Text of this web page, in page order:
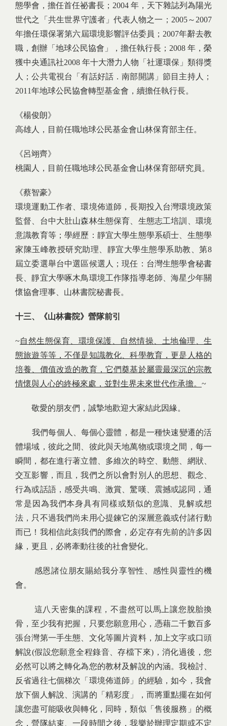
態學會，擔任首任祕書長；2004 年，天下雜誌列為陽光
世代之「共生世界守護者」代表人物之一；2005～2007
年擔任環保署第六屆環境影響評估委員；2007年辭去教
職，創辦「地球公民協會」，擔任執行長；2008 年，榮
獲中央通訊社2008 年十大潛力人物「社運環保」類得獎
人；公共電視台「有話好話．南部開講」節目主持人；
2011年地球公民協會轉型基金會，續擔任執行長。
《楊俊朗》
高雄人，目前任職地球公民基金會山林保育部主任。
《呂翊齊》
桃園人，目前任職地球公民基金會山林保育部研究員。
《蔡智豪》
環境運動工作者、環境佈道師，長期投入台灣環境政策
監督、台中大肚山森林生態保育、生態志工培訓、環境
意識教育等；學經歷：靜宜大學生態學系碩士、生態學
家陳玉峰教授研究助理、靜宜大學生態學系助教、第8
屆立委選舉台中選區候選人；現任：台灣生態學會秘書
長、靜宜大學啄木鳥環境工作隊指導老師、海星少年關
懷協會理事、山林書院秘書長。
十三、《山林書院》營隊前引
~自然生態保育、環境保護、自然情操、土地倫理、生
態旅遊等等，不僅是知識教化、科學教育，更是人格的
培養、價值改造的教育，它們奠基於屬靈最深沉的宗教
情懷與人心的終極來處，並對生界未來世代作承擔。 ~
敬愛的朋友們，誠摯地歡迎大家結此因緣。
我們每個人、每個心靈體，都是一種快速變遷的活
體場域，彼此之間、彼此與天地萬物或環境之間，每一
瞬間，都在進行著立體、多維次的時空、動態、網狀、
交互影響，而且，我們之所以會對別人的思想、觀念、
行為或話語，感受共鳴、激賞、驚嘆、震撼或認同，通
常是因為我們本身具有同樣或類似的意識、見解或想
法，只不過我們尚未用心提鍊它的深層意義或付諸行動
而已！我相信此刻我們的際會，必定存有先前的許多因
緣，更且，必將牽動往後的社會變化。
感恩諸位朋友賜給我分享智性、感性與靈性的機
會。
這八天密集的課程，不盡然可以馬上讓您脫胎換
骨，至少我有把握，只要您願意用心，憑藉二千數百多
張台灣第一手生態、文化等圖片資料，加上文字或口頭
解說(假設您願意全程錄音、存檔下來)，消化過後，您
必然可以將之轉化為您的教材及解說的內涵。我檢討、
反省過往七個梯次「環境佈道師」的經驗，如今，我會
放下個人解說、演講的「精彩度」，而將重點擺在如何
讓您盡可能吸收與轉化，同時，類似「售後服務」的概
念，營隊結束、一段時間之後，我樂於辦理定期或不定